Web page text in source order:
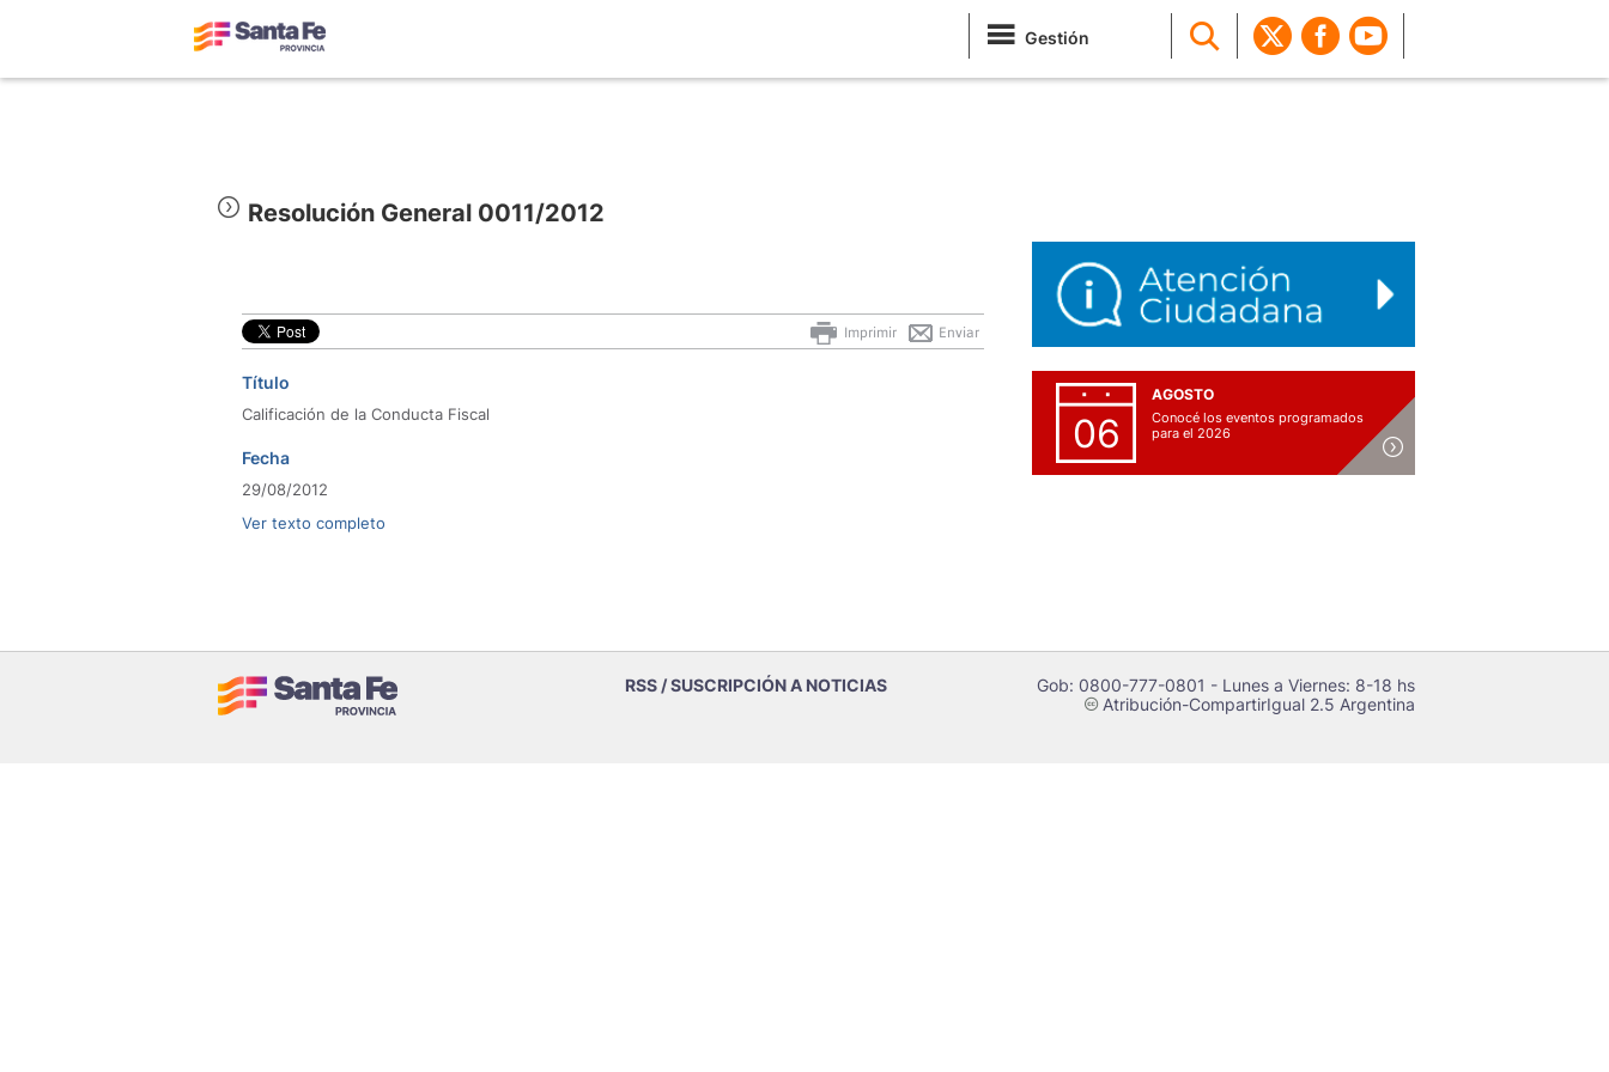
Gestión
Resolución General 0011/2012
Enviar
Imprimir
Título
Calificación de la Conducta Fiscal
Fecha
29/08/2012
Ver texto completo
06
AGOSTO
Conocé los eventos programados
para el 2026
RSS / SUSCRIPCIÓN A NOTICIAS Gob: 0800-777-0801 - Lunes a Viernes: 8-18 hs
cAtribución-CompartirIgual 2.5 Argentina